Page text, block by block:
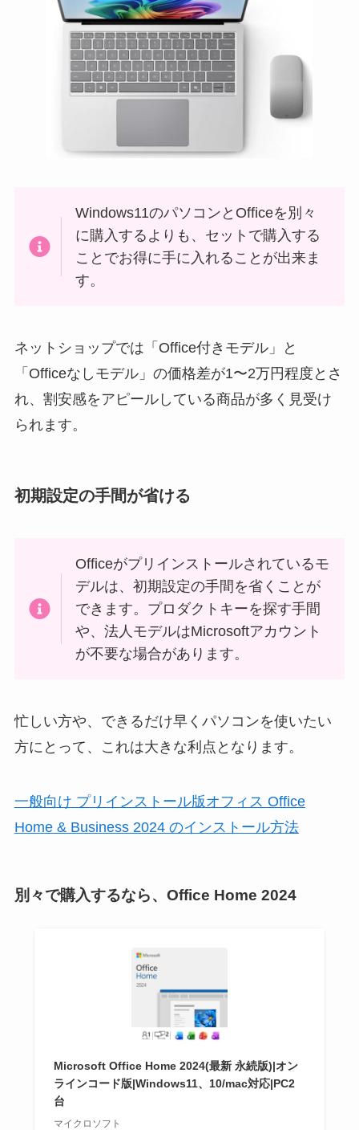
Windows11のパソコンとOfficeを別々
に購入するよりも、セットで購入する
ことでお得に手に入れることが出来ま
す。
ネットショップでは「Office付きモデル」と
「Officeなしモデル」の価格差が1〜2万円程度とさ
れ、割安感をアピールしている商品が多く見受け
られます。
初期設定の手間が省ける
Officeがプリインストールされているモ
デルは、初期設定の手間を省くことが
できます。プロダクトキーを探す手間
や、法人モデルはMicrosoftアカウント
が不要な場合があります。
忙しい方や、できるだけ早くパソコンを使いたい
方にとって、これは大きな利点となります。
一般向け プリインストール版オフィス Office
Home & Business 2024 のインストール方法
別々で購入するなら、Office Home 2024
Microsoft Office Home 2024(最新 永続版)|オン
ラインコード版|Windows11、10/mac対応|PC2
台
マイクロソフト